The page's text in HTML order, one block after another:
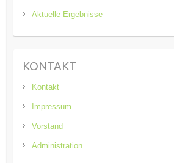
Aktuelle Ergebnisse
KONTAKT
Kontakt
Impressum
Vorstand
Administration